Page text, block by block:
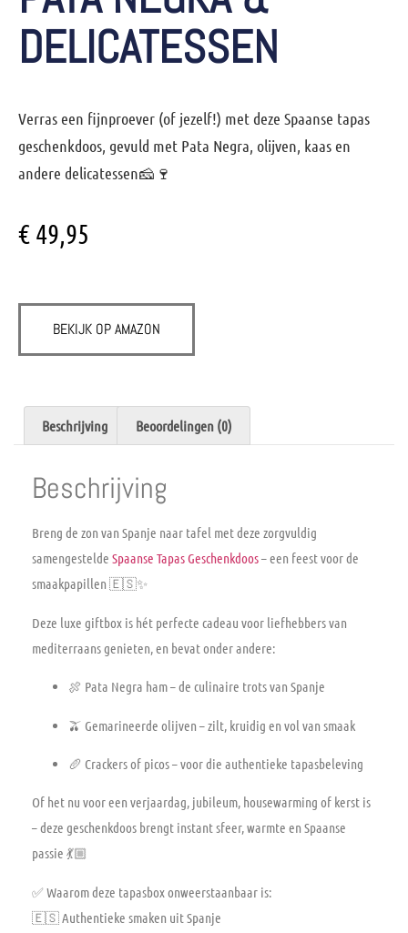
DELICATESSEN
Verras een fijnproever (of jezelf!) met deze Spaanse tapas
geschenkdoos, gevuld met Pata Negra, olijven, kaas en
andere delicatessen🧀🍷
€49,95
BEKIJK OP AMAZON
Beschrijving Beoordelingen (0)
Beschrijving
Breng de zon van Spanje naar tafel met deze zorgvuldig
samengestelde Spaanse Tapas Geschenkdoos– een feest voor de
smaakpapillen 🇪🇸✨
Deze luxe giftbox is hét perfecte cadeau voor liefhebbers van
mediterraans genieten, en bevat onder andere:
🍖 Pata Negra ham– de culinaire trots van Spanje
🫒 Gemarineerde olijven – zilt, kruidig en vol van smaak
🥖 Crackers of picos– voor die authentieke tapasbeleving
Of het nu voor een verjaardag, jubileum, housewarming of kerst is
– deze geschenkdoos brengt instant sfeer, warmte en Spaanse
passie 💃🏼
✅ Waarom deze tapasbox onweerstaanbaar is:
🇪🇸 Authentieke smaken uit Spanje